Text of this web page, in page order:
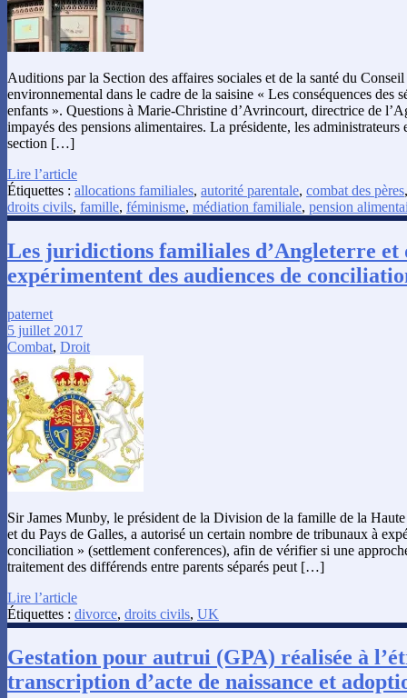
Auditions par la Section des affaires sociales et de la santé du
environnemental dans le cadre de la saisine « Les conséquences des
enfants ». Questions à Marie-Christine d’Avrincourt, directrice de
impayés des pensions alimentaires. La présidente, les administrateurs
section […]
Lire l’article
Étiquettes : allocations familiales, autorité parentale, combat des pères
droits civils, famille, féminisme, médiation familiale, pension
Les juridictions familiales d’Angleterre et
expérimentent des audiences de
paternet
5 juillet 2017
Combat, Droit
Sir James Munby, le président de la Division de la famille de la
et du Pays de Galles, a autorisé un certain nombre de tribunaux à
conciliation » (settlement conferences), afin de vérifier si une
traitement des différends entre parents séparés peut […]
Lire l’article
Étiquettes : divorce, droits civils, UK
Gestation pour autrui (GPA) réalisée à
transcription d’acte de naissance et